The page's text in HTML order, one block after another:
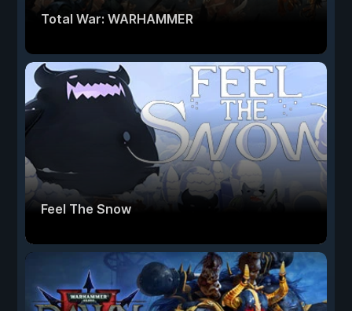
Total War: WARHAMMER
Feel The Snow